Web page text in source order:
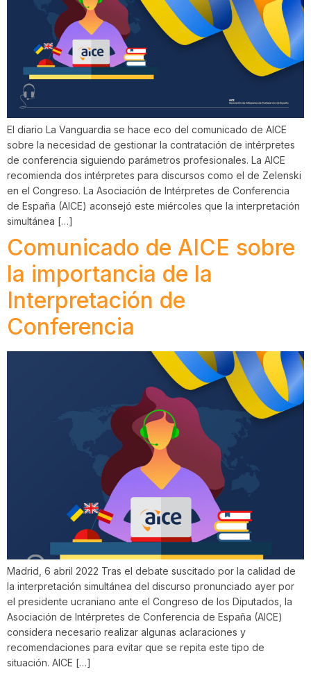
El diario La Vanguardia se hace eco del comunicado de AICE
sobre la necesidad de gestionar la contratación de intérpretes
de conferencia siguiendo parámetros profesionales. La AICE
recomienda dos intérpretes para discursos como el de Zelenski
en el Congreso. La Asociación de Intérpretes de Conferencia
de España (AICE) aconsejó este miércoles que la interpretación
simultánea […]
Comunicado de AICE sobre
la importancia de la
Interpretación de
Conferencia
Madrid, 6 abril 2022 Tras el debate suscitado por la calidad de
la interpretación simultánea del discurso pronunciado ayer por
el presidente ucraniano ante el Congreso de los Diputados, la
Asociación de Intérpretes de Conferencia de España (AICE)
considera necesario realizar algunas aclaraciones y
recomendaciones para evitar que se repita este tipo de
situación. AICE […]